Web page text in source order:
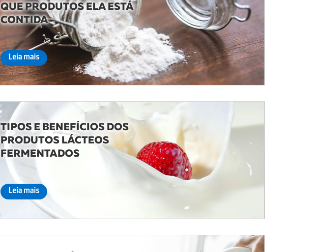
QUE PRODUTOS ELA ESTÁ
CONTIDA
Leia mais
TIPOS E BENEFÍCIOS DOS
PRODUTOS LÁCTEOS
FERMENTADOS
Leia mais